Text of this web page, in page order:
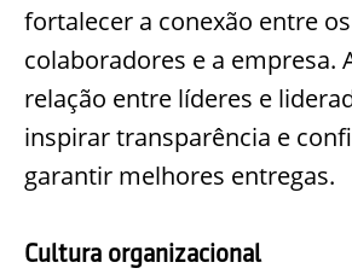
fortalecer a conexão entre os
colaboradores e a empresa.
relação entre líderes e
inspirar transparência e
garantir melhores entregas.
Cultura organizacional